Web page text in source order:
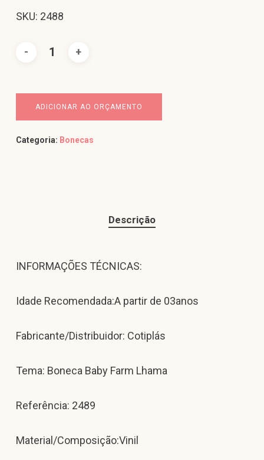
SKU: 2488
ADICIONAR AO ORÇAMENTO
Categoria: Bonecas
Descrição
INFORMAÇÕES TÉCNICAS:
Idade Recomendada:A partir de 03anos
Fabricante/Distribuidor: Cotiplás
Tema: Boneca Baby Farm Lhama
Referência: 2489
Material/Composição:Vinil